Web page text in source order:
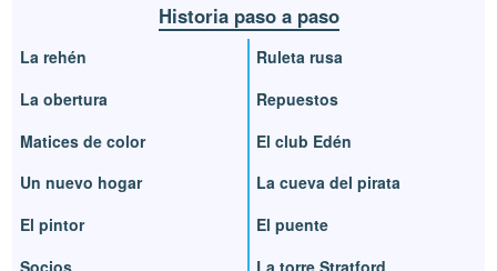
Historia paso a paso
La rehén
La obertura
Matices de color
Un nuevo hogar
El pintor
Socios
Ruleta rusa
Repuestos
El club Edén
La cueva del pirata
El puente
La torre Stratford